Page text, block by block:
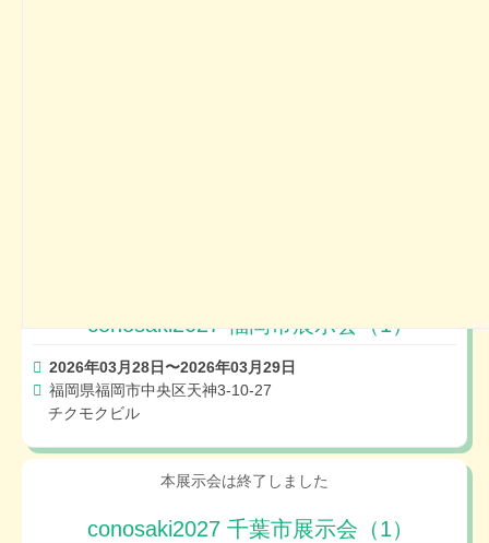
conosaki2027 福岡市展示会（1）
2026年03月28日〜2026年03月29日
福岡県福岡市中央区天神3-10-27
チクモクビル
conosaki2027 千葉市展示会（1）